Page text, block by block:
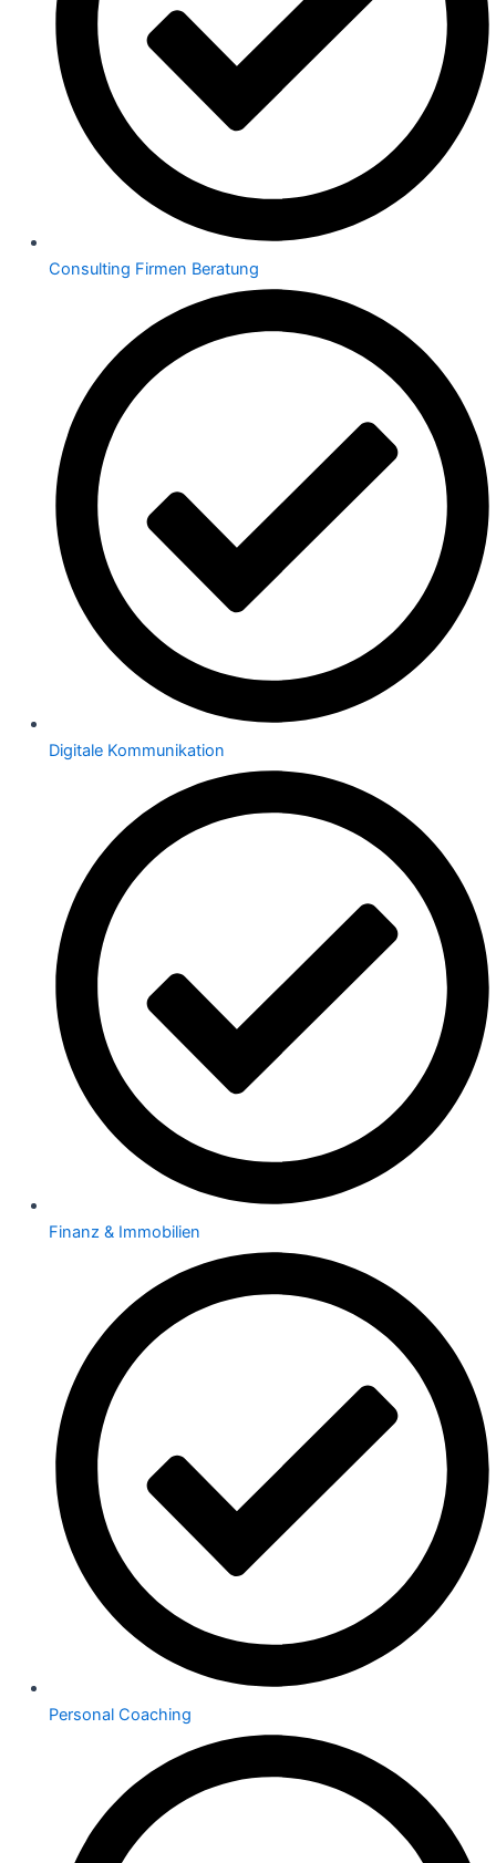
Consulting Firmen Beratung
Digitale Kommunikation
Finanz & Immobilien
Personal Coaching